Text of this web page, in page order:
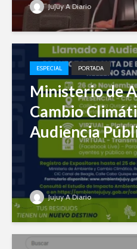
Jujuy A Diario
ESPECIAL PORTADA
Ministerio de
Cambio
Audiencia
Jujuy A Diario